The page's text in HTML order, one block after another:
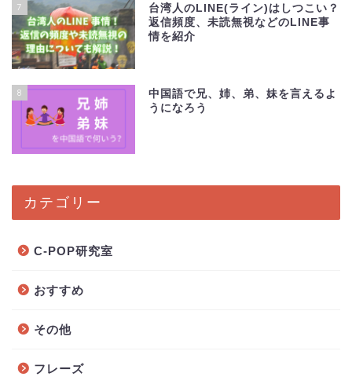
7
台湾人のLINE(ライン)はしつこい？
返信頻度、未読無視などのLINE事
情を紹介
8
中国語で兄、姉、弟、妹を言えるよ
うになろう
カテゴリー
C-POP研究室
おすすめ
その他
フレーズ